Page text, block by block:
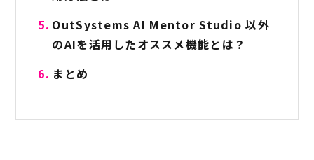
OutSystems AI Mentor Studio 以外
のAIを活用したオススメ機能とは？
まとめ